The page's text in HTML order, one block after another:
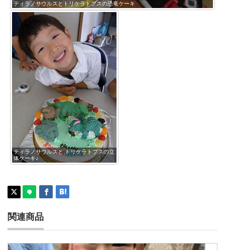
ティラノサウルスとトリケラトプスの恐竜ケーキ
ティラノサウルスと トリケラトプスの立
体ケーキ♪
関連商品